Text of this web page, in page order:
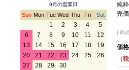
純
売
[ 商
価格
（
9月の営業日
Sun Mon Tue Wed Thu Fri Sat
1 2 3 4
5
6
7 8 9 10 11
12
13
14 15 16 17 18
19
20
21 22 23 24 25
26
27
28 29 30